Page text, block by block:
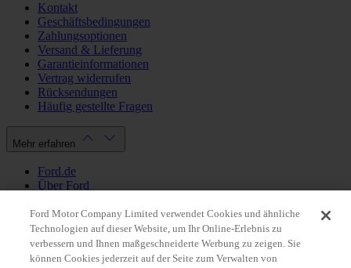
Kontakt
Geschäftsbedingungen
Zahlungsoptionen
Versand & Lieferung
Garantieinformationen
Vertrag widerrufen
Rücksendungen
Häufig gestellte Fragen
Mehr erfahren
Ford.de
Über Ford
Datenschutzbestimmungen
Impressum
Mein Konto
Ford Motor Company Limited verwendet Cookies und ähnliche
Technologien auf dieser Website, um Ihr Online-Erlebnis zu
verbessern und Ihnen maßgeschneiderte Werbung zu zeigen. Sie
können Cookies jederzeit auf der Seite zum Verwalten von